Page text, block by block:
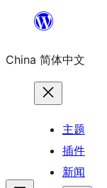
内
China 简体中文
主题
插件
新闻